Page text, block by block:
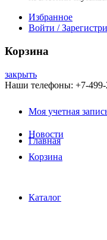
Избранное
Войти /
Корзина
закрыть
Наши телефоны: +7-499-
Моя учетная
Новости
Корзина
Главная
Каталог